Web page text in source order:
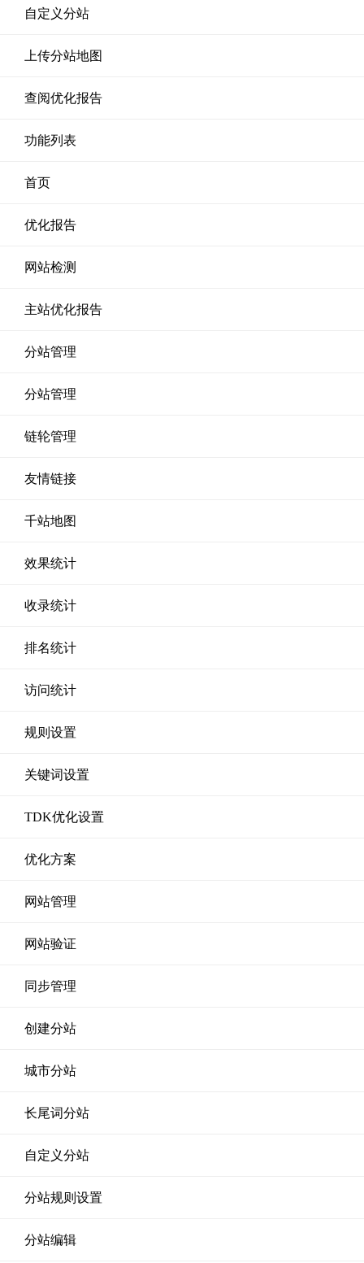
自定义分站
上传分站地图
查阅优化报告
功能列表
首页
优化报告
网站检测
主站优化报告
分站管理
分站管理
链轮管理
友情链接
千站地图
效果统计
收录统计
排名统计
访问统计
规则设置
关键词设置
TDK优化设置
优化方案
网站管理
网站验证
同步管理
创建分站
城市分站
长尾词分站
自定义分站
分站规则设置
分站编辑